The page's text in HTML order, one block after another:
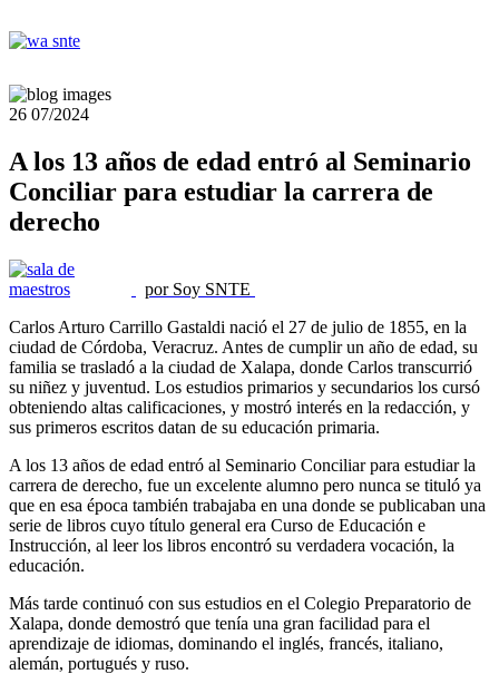
26 07/2024
A los 13 años de edad entró al Seminario
Conciliar para estudiar la carrera de
derecho
por Soy SNTE
Carlos Arturo Carrillo Gastaldi nació el 27 de julio de 1855, en la
ciudad de Córdoba, Veracruz. Antes de cumplir un año de edad, su
familia se trasladó a la ciudad de Xalapa, donde Carlos transcurrió
su niñez y juventud. Los estudios primarios y secundarios los cursó
obteniendo altas calificaciones, y mostró interés en la redacción, y
sus primeros escritos datan de su educación primaria.
A los 13 años de edad entró al Seminario Conciliar para estudiar la
carrera de derecho, fue un excelente alumno pero nunca se tituló ya
que en esa época también trabajaba en una donde se publicaban una
serie de libros cuyo título general era Curso de Educación e
Instrucción, al leer los libros encontró su verdadera vocación, la
educación.
Más tarde continuó con sus estudios en el Colegio Preparatorio de
Xalapa, donde demostró que tenía una gran facilidad para el
aprendizaje de idiomas, dominando el inglés, francés, italiano,
alemán, portugués y ruso.